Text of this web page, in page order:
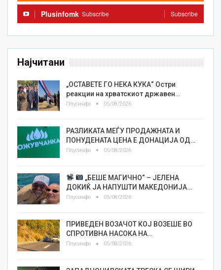
Plusinfomk Subscribe Subscribe
Најчитани
„ОСТАВЕТЕ ГО НЕКА КУКА“ Остри
реакции на хрватскиот државен…
Плусинфо 05/08/2026
РАЗЛИКАТА МЕЃУ ПРОДАЖНАТА И
ПОНУДЕНАТА ЦЕНА Е ДОНАЦИЈА ОД…
Плусинфо 05/08/2026
„БЕШЕ МАГИЧНО“ – ЈЕЛЕНА
ДОКИЌ ЈА НАПУШТИ МАКЕДОНИЈА…
Плусинфо 05/08/2026
ПРИВЕДЕН ВОЗАЧОТ КОЈ ВОЗЕШЕ ВО
СПРОТИВНА НАСОКА НА…
Плусинфо 05/08/2026